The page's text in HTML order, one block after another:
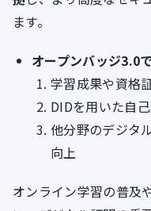
ます。
オープンバッジ3.0
学習成果や資格
DIDを用いた自
他分野のデジタ
向上
オンライン学習の普及